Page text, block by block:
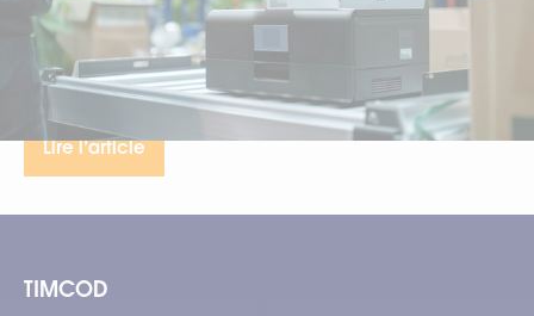
besoins d’étiquetage et de traçabilité. TIMCOD vous
présente sa technologie et ses avantages.
Temps de lecture : 3 min
Lire l’article
TIMCOD